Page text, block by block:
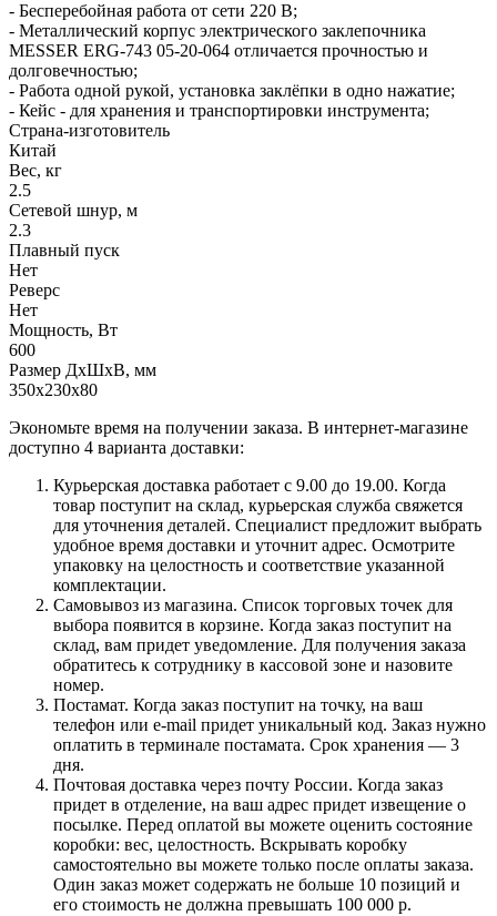
- Бесперебойная работа от сети 220 В;
- Металлический корпус электрического заклепочника
MESSER ERG-743 05-20-064 отличается прочностью и
долговечностью;
- Работа одной рукой, установка заклёпки в одно нажатие;
- Кейс - для хранения и транспортировки инструмента;
Страна-изготовитель
Китай
Вес, кг
2.5
Сетевой шнур, м
2.3
Плавный пуск
Нет
Реверс
Нет
Мощность, Вт
600
Размер ДхШхВ, мм
350х230х80
Экономьте время на получении заказа. В интернет-магазине
доступно 4 варианта доставки:
Курьерская доставка работает с 9.00 до 19.00. Когда
товар поступит на склад, курьерская служба свяжется
для уточнения деталей. Специалист предложит выбрать
удобное время доставки и уточнит адрес. Осмотрите
упаковку на целостность и соответствие указанной
комплектации.
Самовывоз из магазина. Список торговых точек для
выбора появится в корзине. Когда заказ поступит на
склад, вам придет уведомление. Для получения заказа
обратитесь к сотруднику в кассовой зоне и назовите
номер.
Постамат. Когда заказ поступит на точку, на ваш
телефон или e-mail придет уникальный код. Заказ нужно
оплатить в терминале постамата. Срок хранения — 3
дня.
Почтовая доставка через почту России. Когда заказ
придет в отделение, на ваш адрес придет извещение о
посылке. Перед оплатой вы можете оценить состояние
коробки: вес, целостность. Вскрывать коробку
самостоятельно вы можете только после оплаты заказа.
Один заказ может содержать не больше 10 позиций и
его стоимость не должна превышать 100 000 р.